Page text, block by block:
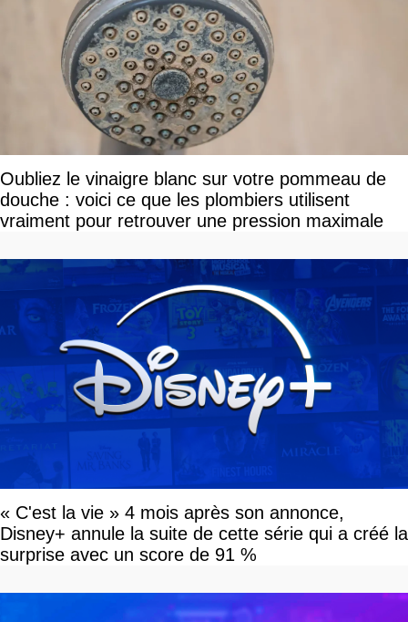
Oubliez le vinaigre blanc sur votre pommeau de
douche : voici ce que les plombiers utilisent
vraiment pour retrouver une pression maximale
« C'est la vie » 4 mois après son annonce,
Disney+ annule la suite de cette série qui a créé la
surprise avec un score de 91 %